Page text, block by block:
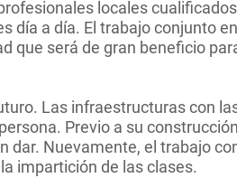
locales
día a día. El trabajo conjunto
que será de gran beneficio
Las infraestructuras con
Previo a su
dar. Nuevamente, el trabajo
impartición de las clases.